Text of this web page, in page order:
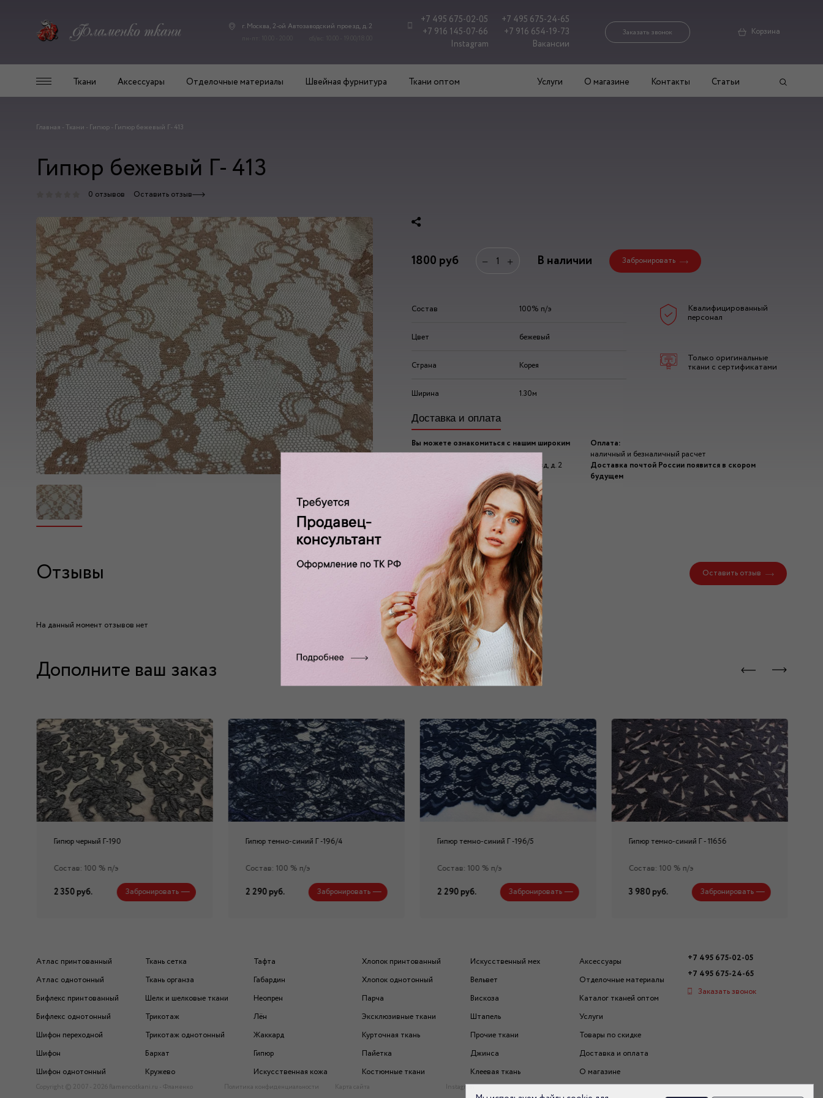
г. Москва, 2-ой Автозаводский проезд, д. 2
+7 495 675-02-05
+7 495 675-24-65
+7 916 145-07-66
+7 916 654-19-73
Instagram
Вакансии
Заказать звонок Корзина
Ткани Аксессуары Отделочные материалы Швейная фурнитура Ткани оптом Услуги О магазине Контакты Статьи
Главная - Ткани - Гипюр- Гипюр бежевый Г- 413
Гипюр бежевый Г- 413
0 отзывов Оставить отзыв
1800 руб − + В наличии Забронировать
Состав 100% п/э
Цвет бежевый
Страна Корея
Ширина 1.30м
Квалифицированный
персонал
Только оригинальные
ткани с сертификатами
Доставка и оплата
Вы можете ознакомиться с нашим широким
ассортиментом по адресу:
г. Москва, 2-ой Автозаводский проезд, д. 2
пн-пт: 10.00 - 20.00
сб/вс: 10.00 - 19.00/18.00
Оплата:
наличный и безналичный расчет
Доставка почтой России появится в скором
будущем
Отзывы Оставить отзыв
На данный момент отзывов нет
Дополните ваш заказ
Гипюр черный Г-190
Состав: 100 % п/э
2 350 руб. Забронировать
Гипюр темно-синий Г -196/4
Состав: 100 % п/э
2 290 руб. Забронировать
Гипюр темно-синий Г -196/5
Состав: 100 % п/э
2 290 руб. Забронировать
Гипюр темно-синий Г - 11656
Состав: 100 % п/э
3 980 руб. Забронировать
Атлас принтованный
Атлас однотонный
Бифлекс принтованный
Бифлекс однотонный
Шифон переходной
Шифон
Шифон однотонный
Ткань сетка
Ткань органза
Шелк и шелковые ткани
Трикотаж
Трикотаж однотонный
Бархат
Кружево
Тафта
Габардин
Неопрен
Лён
Жаккард
Гипюр
Искусственная кожа
Хлопок принтованный
Хлопок однотонный
Парча
Эксклюзивные ткани
Курточная ткань
Пайетка
Костюмные ткани
Искусственный мех
Вельвет
Вискоза
Штапель
Прочие ткани
Джинса
Клеевая ткань
Аксессуары
Отделочные материалы
Каталог тканей оптом
Услуги
Товары по скидке
Доставка и оплата
О магазине
+7 495 675-02-05
+7 495 675-24-65
Заказать звонок
Copyright © 2007 - 2026 flamencotkani.ru - Фламенко Политика конфиденциальности Карта сайта Instagram